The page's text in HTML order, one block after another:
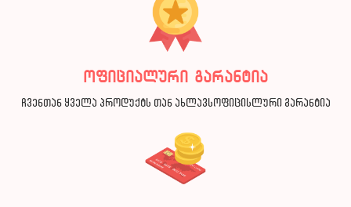
ოფიციალური გარანტია
ჩვენთან ყველა პროდუქტს თან ახლავსოფიცისლური გარანტია